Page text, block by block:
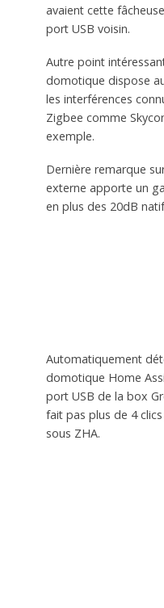
avaient cette
port USB voisin.
Autre point
domotique dispose
les interférences
Zigbee comme
exemple.
Dernière remarque
externe apporte un
en plus des 20dB
Automatiquement
domotique Home
port USB de la box
fait pas plus de 4
sous ZHA.